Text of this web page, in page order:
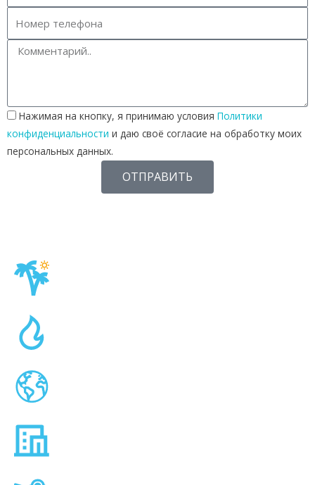
Нажимая на кнопку, я принимаю условия Политики
конфиденциальности и даю своё согласие на обработку моих
персональных данных.
ОТПРАВИТЬ